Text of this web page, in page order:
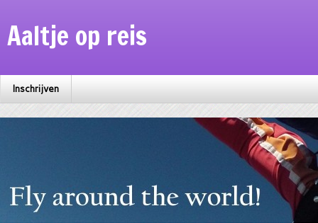
Aaltje op reis
Inschrijven